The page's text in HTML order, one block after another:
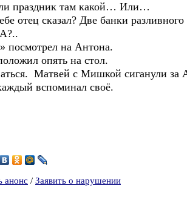
там какой… Или…
сказал? Две банки разливного
на Антона.
опять на стол.
Матвей с Мишкой сиганули за
вспоминал своё.
анонс / Заявить о нарушении